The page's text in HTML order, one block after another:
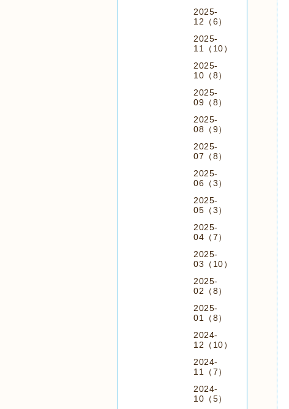
2025-
12（6）
2025-
11（10）
2025-
10（8）
2025-
09（8）
2025-
08（9）
2025-
07（8）
2025-
06（3）
2025-
05（3）
2025-
04（7）
2025-
03（10）
2025-
02（8）
2025-
01（8）
2024-
12（10）
2024-
11（7）
2024-
10（5）